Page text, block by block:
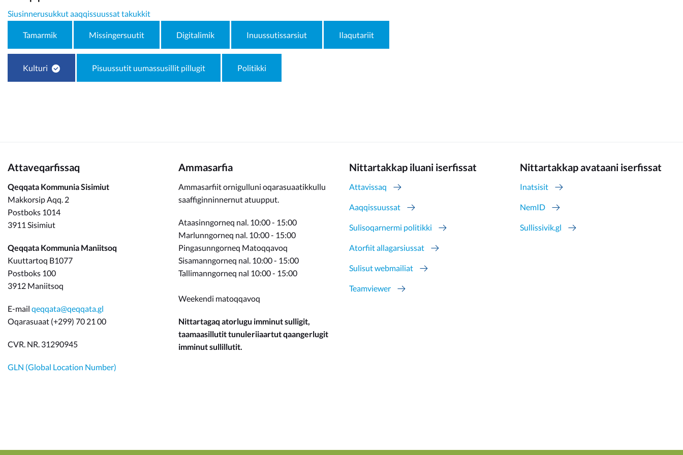
Kommunimi pilersaarut
Kommune pillugu
Siusinnerusukkut aaqqissuussat takukkit
Tamarmik Missingersuutit Digitalimik Inuussutissarsiut Ilaqutariit
Kulturi Pisuussutit uumassusillit pillugit Politikki
Attaveqarfissaq
Qeqqata Kommunia Sisimiut
Makkorsip Aqq. 2
Postboks 1014
3911 Sisimiut
Qeqqata Kommunia Maniitsoq
Kuuttartoq B1077
Postboks 100
3912 Maniitsoq
E-mail qeqqata@qeqqata.gl
Oqarasuaat (+299) 70 21 00
CVR. NR. 31290945
GLN (Global Location Number)
Ammasarfia
Ammasarfiit ornigulluni oqarasuaatikkullu
saaffiginninnernut atuupput.
Ataasinngorneq nal. 10:00 - 15:00
Marlunngorneq nal. 10:00 - 15:00
Pingasunngorneq Matoqqavoq
Sisamanngorneq nal. 10:00 - 15:00
Tallimanngorneq nal 10:00 - 15:00
Weekendi matoqqavoq
Nittartagaq atorlugu imminut sulligit,
taamaasillutit tunuleriiaartut qaangerlugit
imminut sullillutit.
Nittartakkap iluani iserfissat
Attavissaq
Aaqqissuussat
Sulisoqarnermi politikki
Atorfiit allagarsiussat
Sulisut webmailiat
Teamviewer
Nittartakkap avataani iserfissat
Inatsisit
NemID
Sullissivik.gl